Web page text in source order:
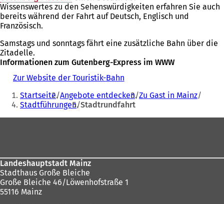
Wissenswertes zu den Sehenswürdigkeiten erfahren Sie auch
bereits während der Fahrt auf Deutsch, Englisch und
Französisch.
Samstags und sonntags fährt eine zusätzliche Bahn über die
Zitadelle.
Informationen zum Gutenberg-Express im WWW
Zur Website der Touristik-Bahn
f
f
n
n
Sie
befinden
sich
Startseite Angebote entdecken Zu Gast in Mainz
Stadtführungen Stadtrundfahrt
Landeshauptstadt Mainz
Stadthaus Große Bleiche
Große Bleiche 46/Löwenhofstraße 1
55116 Mainz